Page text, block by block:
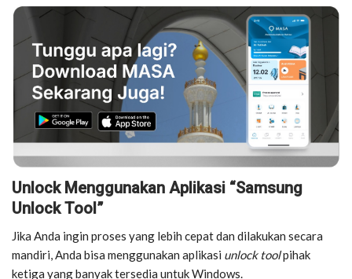
Unlock Menggunakan Aplikasi “Samsung
Unlock Tool”
Jika Anda ingin proses yang lebih cepat dan dilakukan secara
mandiri, Anda bisa menggunakan aplikasi unlock toolpihak
ketiga yang banyak tersedia untuk Windows.